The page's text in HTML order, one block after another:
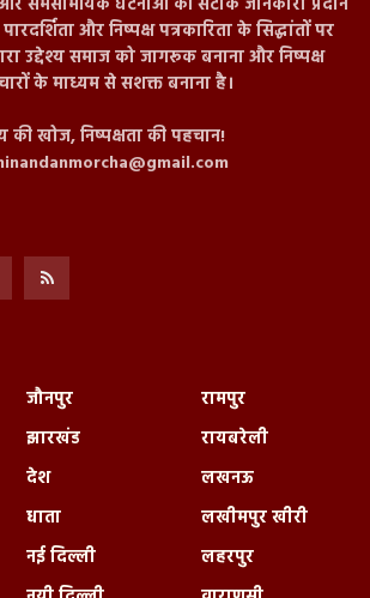
और निष्पक्ष पत्रकारिता के सिद्धांतों पर
उद्देश्य समाज को जागरूक बनाना और निष्पक्ष
के माध्यम से सशक्त बनाना है।
की खोज, निष्पक्षता की पहचान!
जौनपुर
झारखंड
देश
धाता
नई दिल्ली
रामपुर
रायबरेली
लखनऊ
लखीमपुर खीरी
लहरपुर